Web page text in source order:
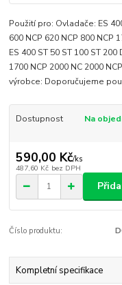
Použití pro: Ovladače: ES
600 NCP 620 NCP 800 NCP
ES 400 ST 50 ST 100 ST
1700 NCP 2000 NC 2000
výrobce: Doporučujeme
Dostupnost Na
590,00 Kč/ks
487,60 Kč bez DPH
Číslo produktu:
Kompletní specifikace